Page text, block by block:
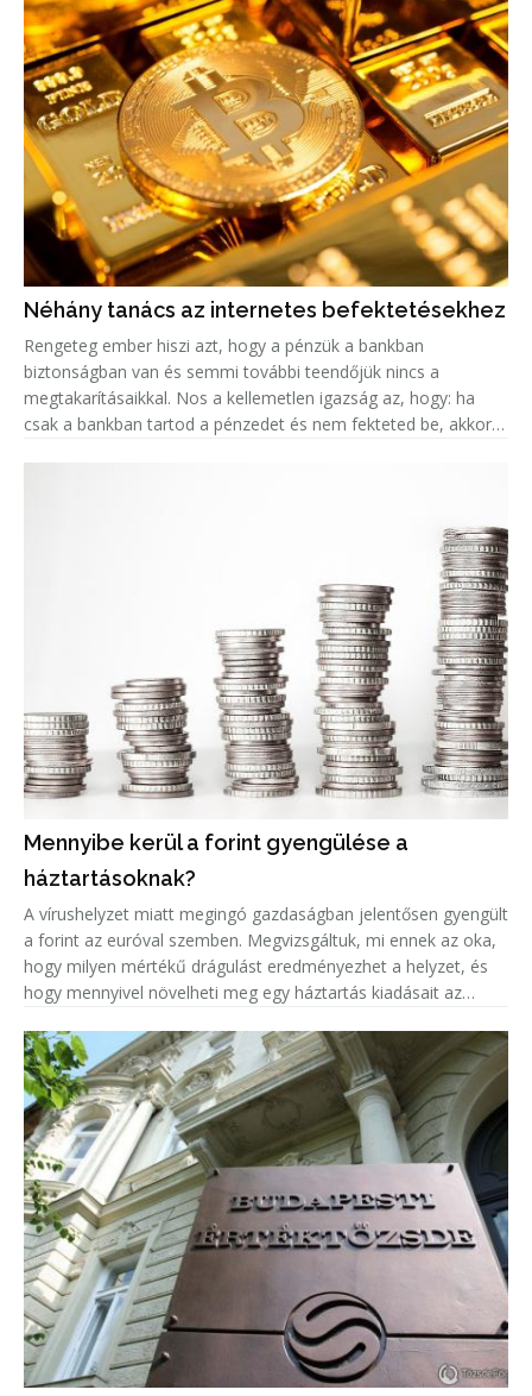
Néhány tanács az internetes befektetésekhez
Rengeteg ember hiszi azt, hogy a pénzük a bankban
biztonságban van és semmi további teendőjük nincs a
megtakarításaikkal. Nos a kellemetlen igazság az, hogy: ha
csak a bankban tartod a pénzedet és nem fekteted be, akkor
Mennyibe kerül a forint gyengülése a
háztartásoknak?
A vírushelyzet miatt megingó gazdaságban jelentősen gyengült
a forint az euróval szemben. Megvizsgáltuk, mi ennek az oka,
hogy milyen mértékű drágulást eredményezhet a helyzet, és
hogy mennyivel növelheti meg egy háztartás kiadásait az